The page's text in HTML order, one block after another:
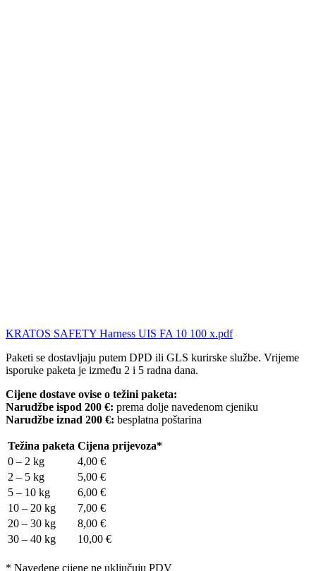
KRATOS SAFETY Harness UIS FA 10 100 x.pdf
Paketi se dostavljaju putem DPD ili GLS kurirske službe. Vrijeme
isporuke paketa je između 2 i 5 radna dana.
Cijene dostave ovise o težini paketa:
Narudžbe ispod 200 €: prema dolje navedenom cjeniku
Narudžbe iznad 200 €: besplatna poštarina
Težina paketa Cijena prijevoza*
0 – 2 kg
4,00 €
2 – 5 kg
5,00 €
5 – 10 kg
6,00 €
10 – 20 kg
7,00 €
20 – 30 kg
8,00 €
30 – 40 kg
10,00 €
* Navedene cijene ne uključuju PDV